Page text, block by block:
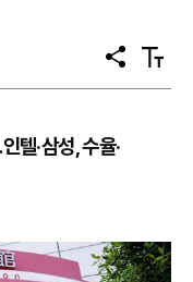
공
유
텍
스
텔·삼성, 수율·